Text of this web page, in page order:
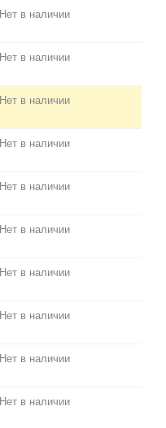
Нет в наличии
Нет в наличии
Нет в наличии
Нет в наличии
Нет в наличии
Нет в наличии
Нет в наличии
Нет в наличии
Нет в наличии
Нет в наличии